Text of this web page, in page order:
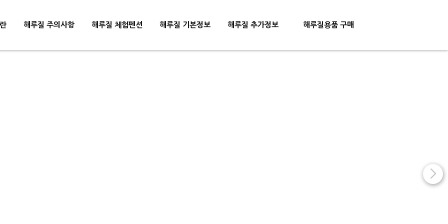
해루질 주의사항 해루질 체험펜션 해루질 기본정보 해루질 추가정보 해루질용품 구매